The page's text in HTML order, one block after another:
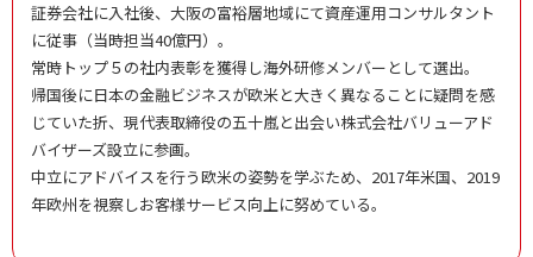
証券会社に入社後、大阪の富裕層地域にて資産運用コンサルタント
に従事（当時担当40億円）。
常時トップ５の社内表彰を獲得し海外研修メンバーとして選出。
帰国後に日本の金融ビジネスが欧米と大きく異なることに疑問を感
じていた折、現代表取締役の五十嵐と出会い株式会社バリューアド
バイザーズ設立に参画。
中立にアドバイスを行う欧米の姿勢を学ぶため、2017年米国、2019
年欧州を視察しお客様サービス向上に努めている。